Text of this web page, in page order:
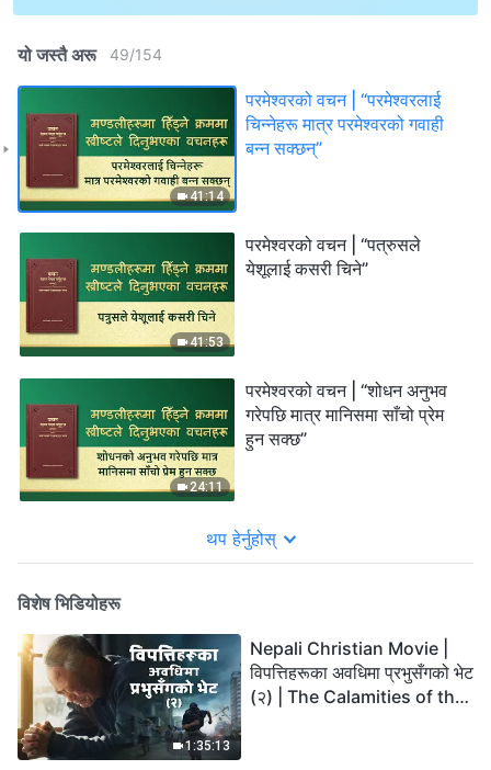
यो जस्तै अरू 49/154
41:14
परमेश्‍वरको वचन | “परमेश्‍वरलाई
चिन्‍नेहरू मात्र परमेश्‍वरको गवाही
बन्‍न सक्छन्”
41:53
परमेश्‍वरको वचन | “पत्रुसले
येशूलाई कसरी चिने”
24:11
परमेश्‍वरको वचन | “शोधन अनुभव
गरेपछि मात्र मानिसमा साँचो प्रेम
हुन सक्छ”
थप हेर्नुहोस्
विशेष भिडियोहरू
1:35:13
Nepali Christian Movie |
विपत्तिहरूका अवधिमा प्रभुसँगको भेट
(२) | The Calamities of the